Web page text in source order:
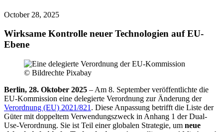
October 28, 2025
Wirksame Kontrolle neuer Technologien auf EU-
Ebene
© Bildrechte Pixabay
Berlin, 28. Oktober 2025 – Am 8. September veröffentlichte die
EU-Kommission eine dele­gierte Ver­ord­nung zur Än­de­rung der
Verordnung (EU) 2021/821 . Diese An­pas­sung be­trifft die Liste der
Güter mit doppeltem Verwendungszweck in Anhang 1 der Dual-
Use-Verordnung. Sie ist Teil einer glo­ba­len Stra­te­gie, um neue